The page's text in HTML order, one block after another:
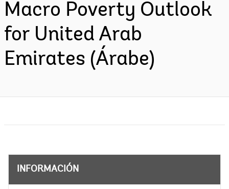
Macro Poverty Outlook
for United Arab
Emirates (Árabe)
INFORMACIÓN